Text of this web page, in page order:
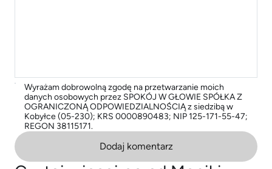
Wyrażam dobrowolną zgodę na przetwarzanie moich
danych osobowych przez SPOKÓJ W GŁOWIE SPÓŁKA Z
OGRANICZONĄ ODPOWIEDZIALNOŚCIĄ z siedzibą w
Kobyłce (05-230); KRS 0000890483; NIP 125-171-55-47;
REGON 38115171.
Dodaj komentarz